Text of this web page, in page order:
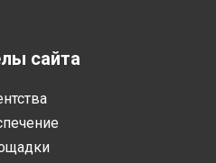
сайта